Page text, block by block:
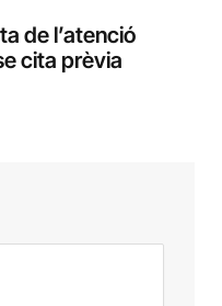
de l’atenció
cita prèvia